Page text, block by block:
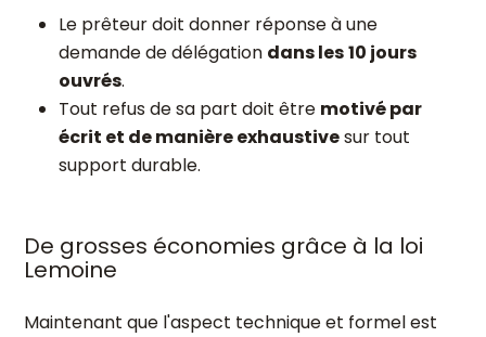
Le prêteur doit donner réponse à une
demande de délégation dans les10 jours
ouvrés.
Tout refus de sa part doit être motivé par
écrit et de manière exhaustivesur tout
support durable.
De grosses économies grâce à la loi
Lemoine
Maintenant que l'aspect technique et formel est